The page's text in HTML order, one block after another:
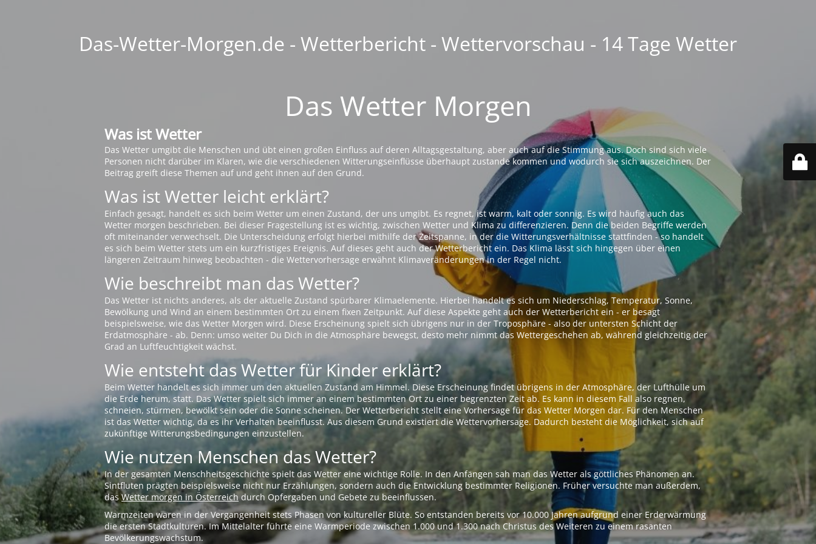
Das-Wetter-Morgen.de - Wetterbericht - Wettervorschau - 14 Tage Wetter
Das Wetter Morgen
Was ist Wetter
Das Wetter umgibt die Menschen und übt einen großen Einfluss auf deren Alltagsgestaltung, aber auch auf die Stimmung aus. Doch sind sich viele
Personen nicht darüber im Klaren, wie die verschiedenen Witterungseinflüsse überhaupt zustande kommen und wodurch sie sich auszeichnen. Der
Beitrag greift diese Themen auf und geht ihnen auf den Grund.
Was ist Wetter leicht erklärt?
Einfach gesagt, handelt es sich beim Wetter um einen Zustand, der uns umgibt. Es regnet, ist warm, kalt oder sonnig. Es wird häufig auch das
Wetter morgen beschrieben. Bei dieser Fragestellung ist es wichtig, zwischen Wetter und Klima zu differenzieren. Denn die beiden Begriffe werden
oft miteinander verwechselt. Die Unterscheidung erfolgt hierbei mithilfe der Zeitspanne, in der die Witterungsverhältnisse stattfinden - so handelt
es sich beim Wetter stets um ein kurzfristiges Ereignis. Auf dieses geht auch der Wetterbericht ein. Das Klima lässt sich hingegen über einen
längeren Zeitraum hinweg beobachten - die Wettervorhersage erwähnt Klimaveränderungen in der Regel nicht.
Wie beschreibt man das Wetter?
Das Wetter ist nichts anderes, als der aktuelle Zustand spürbarer Klimaelemente. Hierbei handelt es sich um Niederschlag, Temperatur, Sonne,
Bewölkung und Wind an einem bestimmten Ort zu einem fixen Zeitpunkt. Auf diese Aspekte geht auch der Wetterbericht ein - er besagt
beispielsweise, wie das Wetter Morgen wird. Diese Erscheinung spielt sich übrigens nur in der Troposphäre - also der untersten Schicht der
Erdatmosphäre - ab. Denn: umso weiter Du Dich in die Atmosphäre bewegst, desto mehr nimmt das Wettergeschehen ab, während gleichzeitig der
Grad an Luftfeuchtigkeit wächst.
Wie entsteht das Wetter für Kinder erklärt?
Beim Wetter handelt es sich immer um den aktuellen Zustand am Himmel. Diese Erscheinung findet übrigens in der Atmosphäre, der Lufthülle um
die Erde herum, statt. Das Wetter spielt sich immer an einem bestimmten Ort zu einer begrenzten Zeit ab. Es kann in diesem Fall also regnen,
schneien, stürmen, bewölkt sein oder die Sonne scheinen. Der Wetterbericht stellt eine Vorhersage für das Wetter Morgen dar. Für den Menschen
ist das Wetter wichtig, da es ihr Verhalten beeinflusst. Aus diesem Grund existiert die Wettervorhersage. Dadurch besteht die Möglichkeit, sich auf
zukünftige Witterungsbedingungen einzustellen.
Wie nutzen Menschen das Wetter?
In der gesamten Menschheitsgeschichte spielt das Wetter eine wichtige Rolle. In den Anfängen sah man das Wetter als göttliches Phänomen an.
Sintfluten prägten beispielsweise nicht nur Erzählungen, sondern auch die Entwicklung bestimmter Religionen. Früher versuchte man außerdem,
dasWetter morgen in Österreichdurch Opfergaben und Gebete zu beeinflussen.
Warmzeiten waren in der Vergangenheit stets Phasen von kultureller Blüte. So entstanden bereits vor 10.000 Jahren aufgrund einer Erderwärmung
die ersten Stadtkulturen. Im Mittelalter führte eine Warmperiode zwischen 1.000 und 1.300 nach Christus des Weiteren zu einem rasanten
Bevölkerungswachstum.